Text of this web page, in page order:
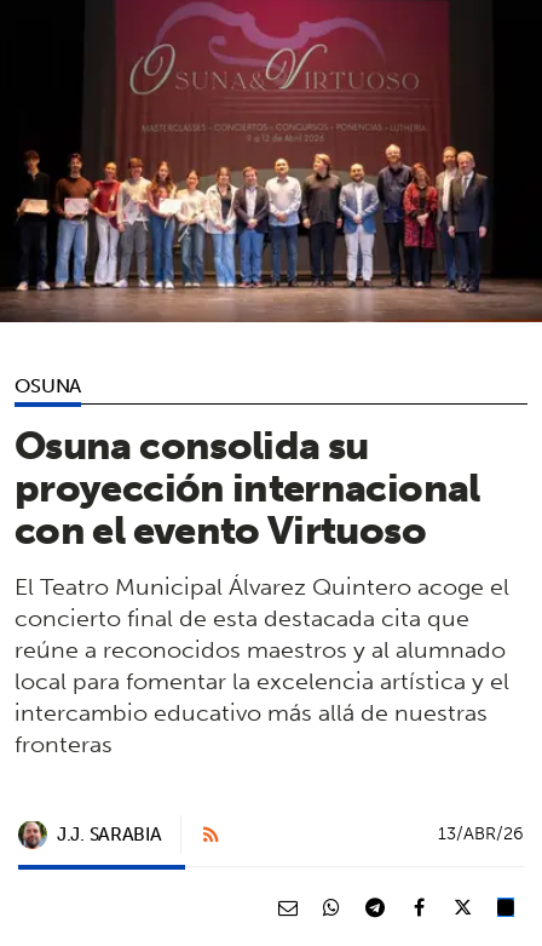
OSUNA
Osuna consolida su
proyección internacional
con el evento Virtuoso
El Teatro Municipal Álvarez Quintero acoge el
concierto final de esta destacada cita que
reúne a reconocidos maestros y al alumnado
local para fomentar la excelencia artística y el
intercambio educativo más allá de nuestras
fronteras
J.J. SARABIA 13/ABR/26